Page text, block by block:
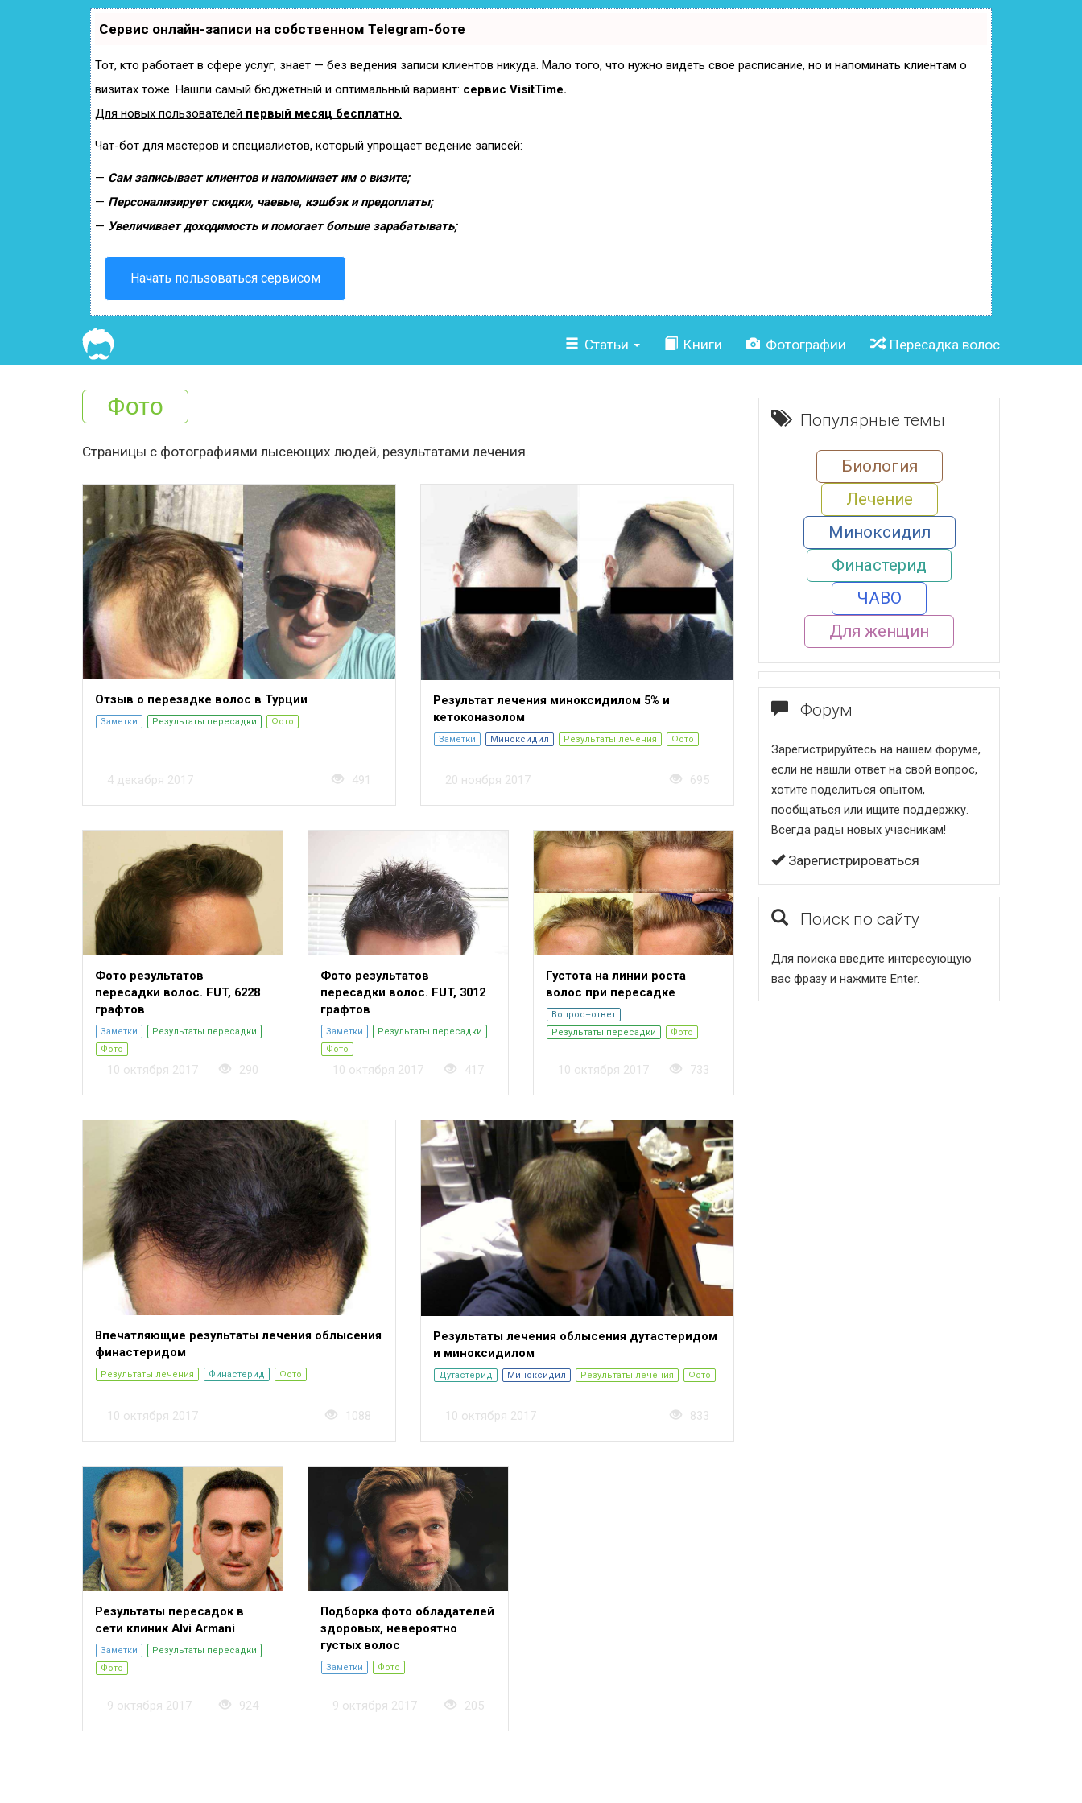
Сервис онлайн-записи на собственном Telegram-боте
Тот, кто работает в сфере услуг, знает — без ведения записи клиентов никуда. Мало того, что нужно видеть свое расписание, но и напоминать клиентам о
визитах тоже. Нашли самый бюджетный и оптимальный вариант: сервис VisitTime.
Для новых пользователей первый месяц бесплатно.
Чат-бот для мастеров и специалистов, который упрощает ведение записей:
— Сам записывает клиентов и напоминает им о визите;
— Персонализирует скидки, чаевые, кэшбэк и предоплаты;
— Увеличивает доходимость и помогает больше зарабатывать;
Начать пользоваться сервисом
Статьи Книги Фотографии Пересадка волос
Фото
Страницы с фотографиями лысеющих людей, результатами лечения.
Отзыв о перезадке волос в Турции
Заметки Результаты пересадки Фото
4 декабря 2017 491
Результат лечения миноксидилом 5% и
кетоконазолом
Заметки Миноксидил Результаты лечения Фото
20 ноября 2017 695
Фото результатов
пересадки волос. FUT, 6228
графтов
Заметки
Результаты пересадки
Фото
10 октября 2017 290
Фото результатов
пересадки волос. FUT, 3012
графтов
Заметки
Результаты пересадки
Фото
10 октября 2017 417
Густота на линии роста
волос при пересадке
Вопрос–ответ
Результаты пересадки
Фото
10 октября 2017 733
Впечатляющие результаты лечения облысения
финастеридом
Результаты лечения Финастерид Фото
10 октября 2017 1088
Результаты лечения облысения дутастеридом
и миноксидилом
Дутастерид Миноксидил Результаты лечения Фото
10 октября 2017 833
Результаты пересадок в
сети клиник Alvi Armani
Заметки
Результаты пересадки
Фото
9 октября 2017 924
Подборка фото обладателей
здоровых, невероятно
густых волос
Заметки Фото
9 октября 2017 205
Популярные темы
Биология
Лечение
Миноксидил
Финастерид
ЧАВО
Для женщин
Форум
Зарегистрируйтесь на нашем форуме,
если не нашли ответ на свой вопрос,
хотите поделиться опытом,
пообщаться или ищите поддержку.
Всегда рады новых учасникам!
Зарегистрироваться
Поиск по сайту
Для поиска введите интересующую
вас фразу и нажмите Enter.